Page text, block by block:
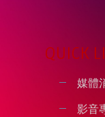
QUICK
媒體
影音